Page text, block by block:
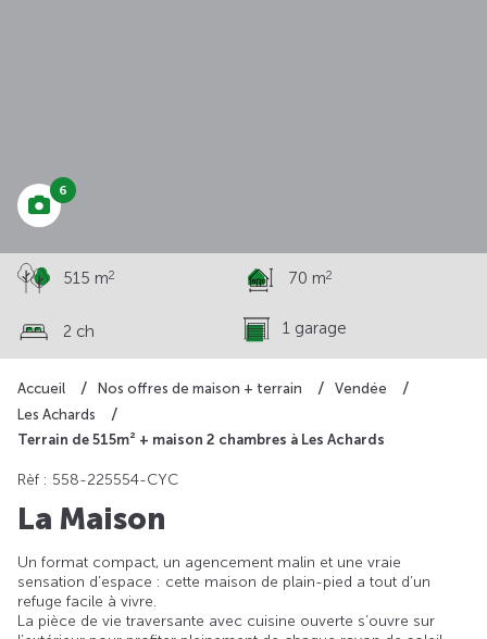
Accueil Nos offres de maison + terrain
Vendée
Les Achards
Terrain de 515m² + maison 2 chambres à Les Achards
6
515 m2 70 m2
2 ch 1 garage
Rèf : 558-225554-CYC
La Maison
Un format compact, un agencement malin et une vraie
sensation d’espace : cette maison de plain-pied a tout d’un
refuge facile à vivre.
La pièce de vie traversante avec cuisine ouverte s’ouvre sur